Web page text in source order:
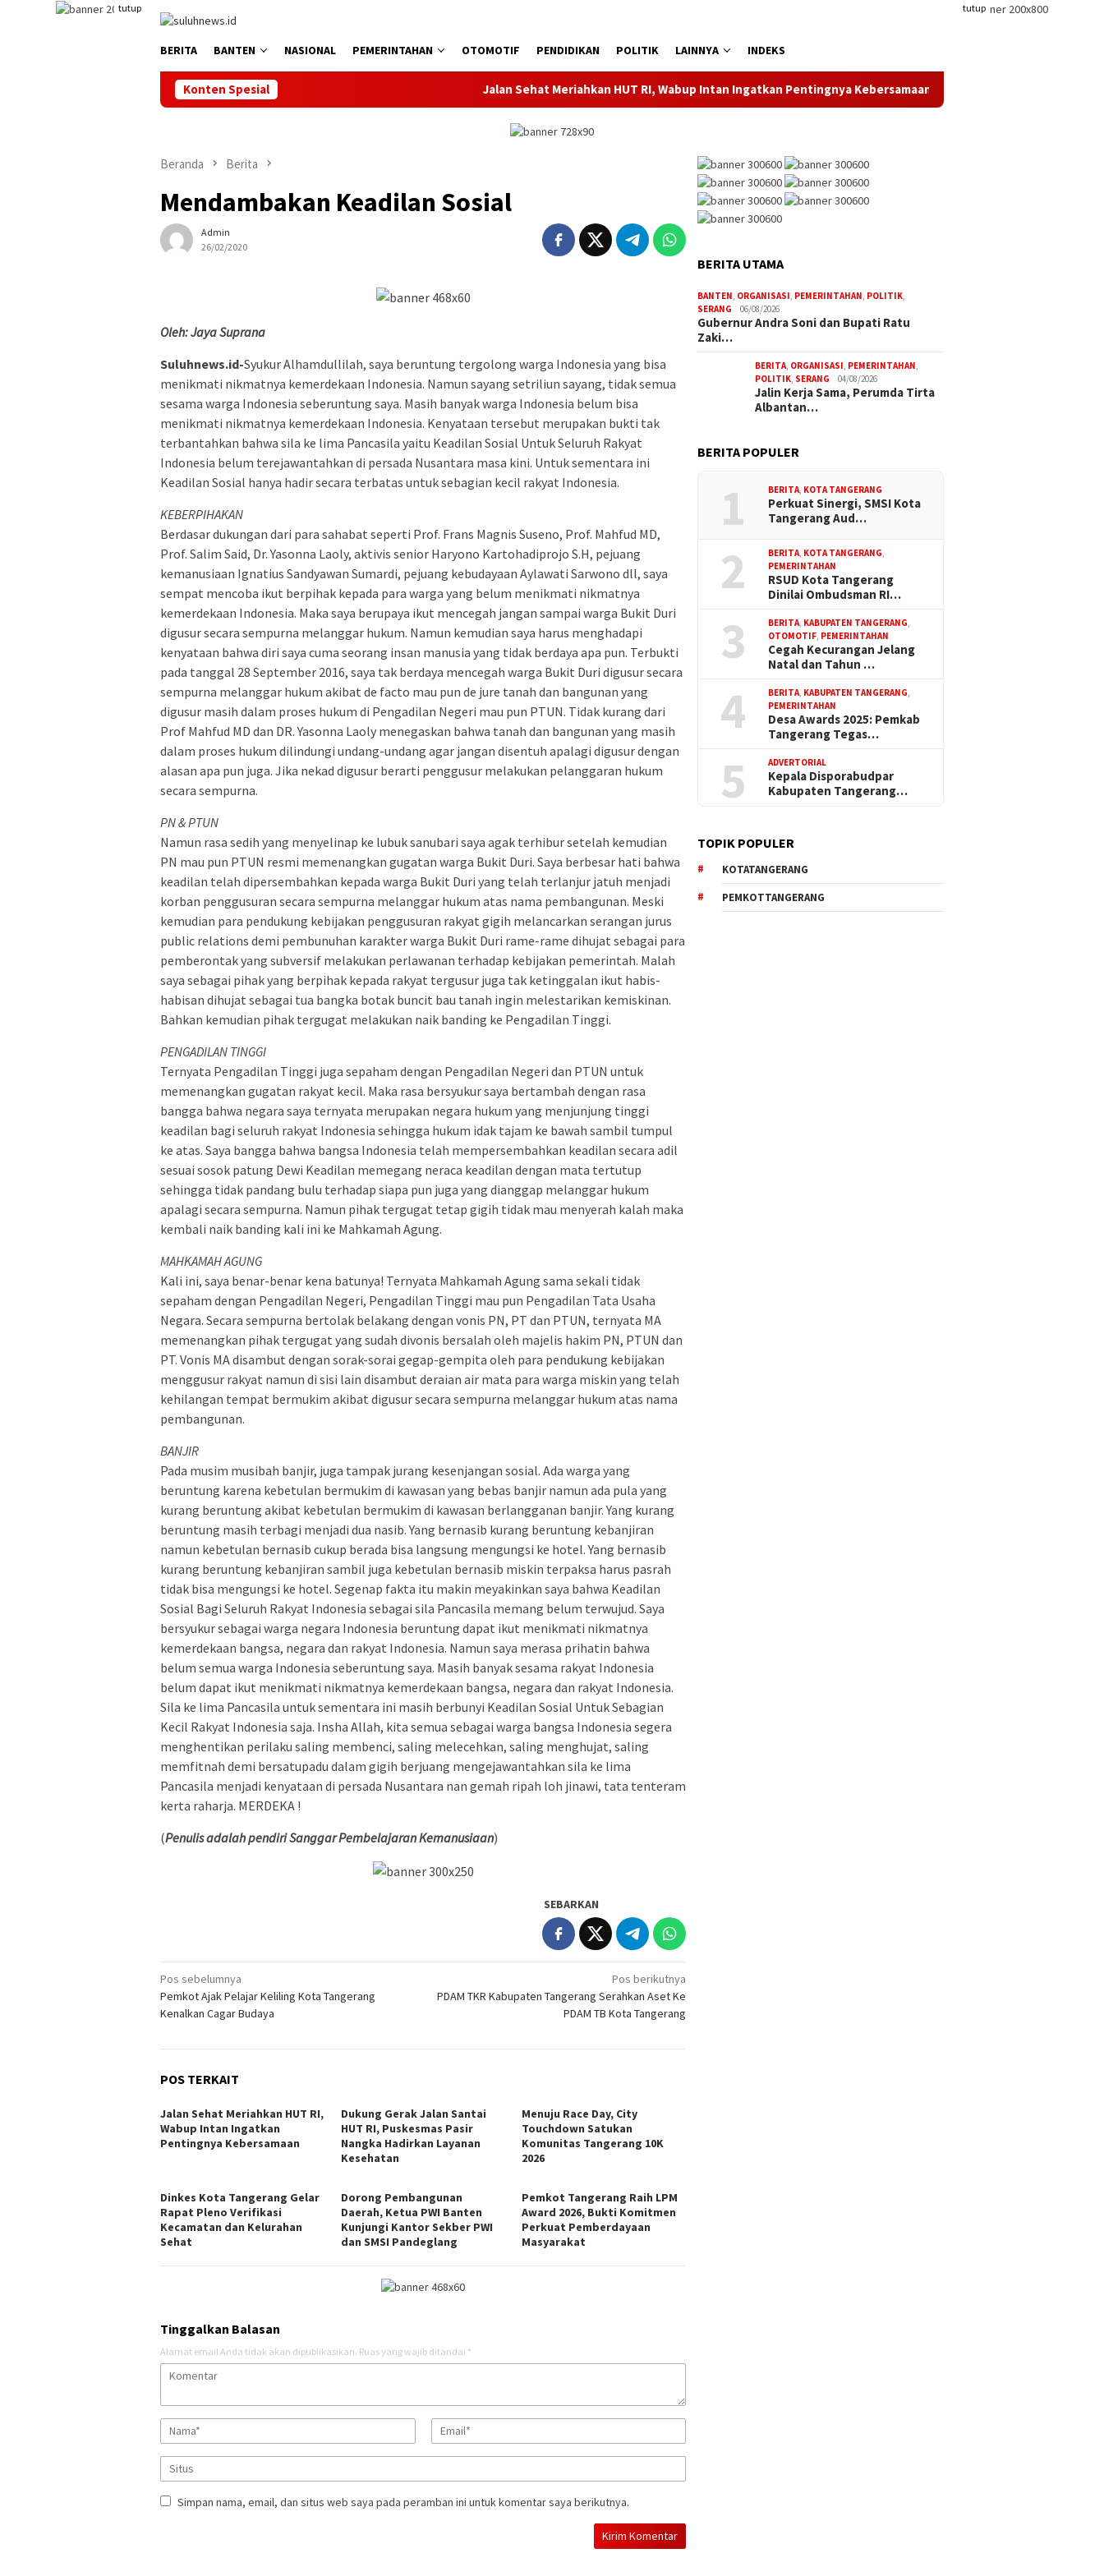
tutup tutup
BERITA BANTEN NASIONAL PEMERINTAHAN OTOMOTIF PENDIDIKAN POLITIK LAINNYA INDEKS
Konten Spesial Jalan Sehat Meriahkan HUT RI, Wabup Intan Ingatkan Pentingnya Kebersamaan Dukung Gerak Jalan Santai HUT
Beranda Berita
Mendambakan Keadilan Sosial
Admin
26/02/2020
Oleh: Jaya Suprana
Suluhnews.id-Syukur Alhamdullilah, saya beruntung tergolong warga Indonesia yang bisa
menikmati nikmatnya kemerdekaan Indonesia. Namun sayang setriliun sayang, tidak semua
sesama warga Indonesia seberuntung saya. Masih banyak warga Indonesia belum bisa
menikmati nikmatnya kemerdekaan Indonesia. Kenyataan tersebut merupakan bukti tak
terbantahkan bahwa sila ke lima Pancasila yaitu Keadilan Sosial Untuk Seluruh Rakyat
Indonesia belum terejawantahkan di persada Nusantara masa kini. Untuk sementara ini
Keadilan Sosial hanya hadir secara terbatas untuk sebagian kecil rakyat Indonesia.
KEBERPIHAKAN
Berdasar dukungan dari para sahabat seperti Prof. Frans Magnis Suseno, Prof. Mahfud MD,
Prof. Salim Said, Dr. Yasonna Laoly, aktivis senior Haryono Kartohadiprojo S.H, pejuang
kemanusiaan Ignatius Sandyawan Sumardi, pejuang kebudayaan Aylawati Sarwono dll, saya
sempat mencoba ikut berpihak kepada para warga yang belum menikmati nikmatnya
kemerdekaan Indonesia. Maka saya berupaya ikut mencegah jangan sampai warga Bukit Duri
digusur secara sempurna melanggar hukum. Namun kemudian saya harus menghadapi
kenyataan bahwa diri saya cuma seorang insan manusia yang tidak berdaya apa pun. Terbukti
pada tanggal 28 September 2016, saya tak berdaya mencegah warga Bukit Duri digusur secara
sempurna melanggar hukum akibat de facto mau pun de jure tanah dan bangunan yang
digusur masih dalam proses hukum di Pengadilan Negeri mau pun PTUN. Tidak kurang dari
Prof Mahfud MD dan DR. Yasonna Laoly menegaskan bahwa tanah dan bangunan yang masih
dalam proses hukum dilindungi undang-undang agar jangan disentuh apalagi digusur dengan
alasan apa pun juga. Jika nekad digusur berarti penggusur melakukan pelanggaran hukum
secara sempurna.
PN & PTUN
Namun rasa sedih yang menyelinap ke lubuk sanubari saya agak terhibur setelah kemudian
PN mau pun PTUN resmi memenangkan gugatan warga Bukit Duri. Saya berbesar hati bahwa
keadilan telah dipersembahkan kepada warga Bukit Duri yang telah terlanjur jatuh menjadi
korban penggusuran secara sempurna melanggar hukum atas nama pembangunan. Meski
kemudian para pendukung kebijakan penggusuran rakyat gigih melancarkan serangan jurus
public relations demi pembunuhan karakter warga Bukit Duri rame-rame dihujat sebagai para
pemberontak yang subversif melakukan perlawanan terhadap kebijakan pemerintah. Malah
saya sebagai pihak yang berpihak kepada rakyat tergusur juga tak ketinggalan ikut habis-
habisan dihujat sebagai tua bangka botak buncit bau tanah ingin melestarikan kemiskinan.
Bahkan kemudian pihak tergugat melakukan naik banding ke Pengadilan Tinggi.
PENGADILAN TINGGI
Ternyata Pengadilan Tinggi juga sepaham dengan Pengadilan Negeri dan PTUN untuk
memenangkan gugatan rakyat kecil. Maka rasa bersyukur saya bertambah dengan rasa
bangga bahwa negara saya ternyata merupakan negara hukum yang menjunjung tinggi
keadilan bagi seluruh rakyat Indonesia sehingga hukum idak tajam ke bawah sambil tumpul
ke atas. Saya bangga bahwa bangsa Indonesia telah mempersembahkan keadilan secara adil
sesuai sosok patung Dewi Keadilan memegang neraca keadilan dengan mata tertutup
sehingga tidak pandang bulu terhadap siapa pun juga yang dianggap melanggar hukum
apalagi secara sempurna. Namun pihak tergugat tetap gigih tidak mau menyerah kalah maka
kembali naik banding kali ini ke Mahkamah Agung.
MAHKAMAH AGUNG
Kali ini, saya benar-benar kena batunya! Ternyata Mahkamah Agung sama sekali tidak
sepaham dengan Pengadilan Negeri, Pengadilan Tinggi mau pun Pengadilan Tata Usaha
Negara. Secara sempurna bertolak belakang dengan vonis PN, PT dan PTUN, ternyata MA
memenangkan pihak tergugat yang sudah divonis bersalah oleh majelis hakim PN, PTUN dan
PT. Vonis MA disambut dengan sorak-sorai gegap-gempita oleh para pendukung kebijakan
menggusur rakyat namun di sisi lain disambut deraian air mata para warga miskin yang telah
kehilangan tempat bermukim akibat digusur secara sempurna melanggar hukum atas nama
pembangunan.
BANJIR
Pada musim musibah banjir, juga tampak jurang kesenjangan sosial. Ada warga yang
beruntung karena kebetulan bermukim di kawasan yang bebas banjir namun ada pula yang
kurang beruntung akibat kebetulan bermukim di kawasan berlangganan banjir. Yang kurang
beruntung masih terbagi menjadi dua nasib. Yang bernasib kurang beruntung kebanjiran
namun kebetulan bernasib cukup berada bisa langsung mengungsi ke hotel. Yang bernasib
kurang beruntung kebanjiran sambil juga kebetulan bernasib miskin terpaksa harus pasrah
tidak bisa mengungsi ke hotel. Segenap fakta itu makin meyakinkan saya bahwa Keadilan
Sosial Bagi Seluruh Rakyat Indonesia sebagai sila Pancasila memang belum terwujud. Saya
bersyukur sebagai warga negara Indonesia beruntung dapat ikut menikmati nikmatnya
kemerdekaan bangsa, negara dan rakyat Indonesia. Namun saya merasa prihatin bahwa
belum semua warga Indonesia seberuntung saya. Masih banyak sesama rakyat Indonesia
belum dapat ikut menikmati nikmatnya kemerdekaan bangsa, negara dan rakyat Indonesia.
Sila ke lima Pancasila untuk sementara ini masih berbunyi Keadilan Sosial Untuk Sebagian
Kecil Rakyat Indonesia saja. Insha Allah, kita semua sebagai warga bangsa Indonesia segera
menghentikan perilaku saling membenci, saling melecehkan, saling menghujat, saling
memfitnah demi bersatupadu dalam gigih berjuang mengejawantahkan sila ke lima
Pancasila menjadi kenyataan di persada Nusantara nan gemah ripah loh jinawi, tata tenteram
kerta raharja. MERDEKA !
(Penulis adalah pendiri Sanggar Pembelajaran Kemanusiaan)
SEBARKAN
Navigasi
pos
Pos sebelumnya
Pemkot Ajak Pelajar Keliling Kota Tangerang
Kenalkan Cagar Budaya
Pos berikutnya
PDAM TKR Kabupaten Tangerang Serahkan Aset Ke
PDAM TB Kota Tangerang
POS TERKAIT
Jalan Sehat Meriahkan HUT RI,
Wabup Intan Ingatkan
Pentingnya Kebersamaan
Dukung Gerak Jalan Santai
HUT RI, Puskesmas Pasir
Nangka Hadirkan Layanan
Kesehatan
Menuju Race Day, City
Touchdown Satukan
Komunitas Tangerang 10K
2026
Dinkes Kota Tangerang Gelar
Rapat Pleno Verifikasi
Kecamatan dan Kelurahan
Sehat
Dorong Pembangunan
Daerah, Ketua PWI Banten
Kunjungi Kantor Sekber PWI
dan SMSI Pandeglang
Pemkot Tangerang Raih LPM
Award 2026, Bukti Komitmen
Perkuat Pemberdayaan
Masyarakat
Tinggalkan Balasan
Alamat email Anda tidak akan dipublikasikan. Ruas yang wajib ditandai *
Simpan nama, email, dan situs web saya pada peramban ini untuk komentar saya berikutnya.
BERITA UTAMA
BANTEN, ORGANISASI, PEMERINTAHAN, POLITIK,
SERANG
06/08/2026
Gubernur Andra Soni dan Bupati Ratu
Zaki…
BERITA, ORGANISASI, PEMERINTAHAN,
POLITIK, SERANG 04/08/2026
Jalin Kerja Sama, Perumda Tirta
Albantan…
BERITA POPULER
1 BERITA, KOTA TANGERANG
Perkuat Sinergi, SMSI Kota
Tangerang Aud…
2 BERITA, KOTA TANGERANG,
PEMERINTAHAN
RSUD Kota Tangerang
Dinilai Ombudsman RI…
3 BERITA, KABUPATEN TANGERANG,
OTOMOTIF, PEMERINTAHAN
Cegah Kecurangan Jelang
Natal dan Tahun …
4 BERITA, KABUPATEN TANGERANG,
PEMERINTAHAN
Desa Awards 2025: Pemkab
Tangerang Tegas…
5 ADVERTORIAL
Kepala Disporabudpar
Kabupaten Tangerang…
TOPIK POPULER
KOTATANGERANG
PEMKOTTANGERANG